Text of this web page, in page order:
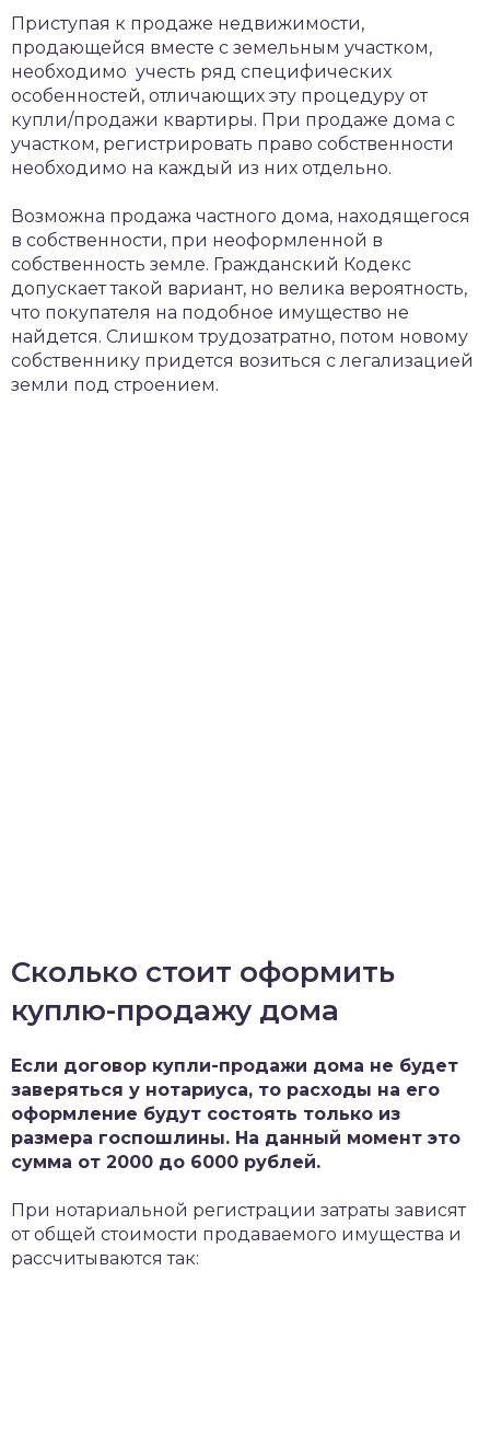
Приступая к продаже недвижимости,
продающейся вместе с земельным участком,
необходимо учесть ряд специфических
особенностей, отличающих эту процедуру от
купли/продажи квартиры. При продаже дома с
участком, регистрировать право собственности
необходимо на каждый из них отдельно.
Возможна продажа частного дома, находящегося
в собственности, при неоформленной в
собственность земле. Гражданский Кодекс
допускает такой вариант, но велика вероятность,
что покупателя на подобное имущество не
найдется. Слишком трудозатратно, потом новому
собственнику придется возиться с легализацией
земли под строением.
Сколько стоит оформить
куплю-продажу дома
Если договор купли-продажи дома не будет
заверяться у нотариуса, то расходы на его
оформление будут состоять только из
размера госпошлины. На данный момент это
сумма от 2000 до 6000 рублей.
При нотариальной регистрации затраты зависят
от общей стоимости продаваемого имущества и
рассчитываются так: